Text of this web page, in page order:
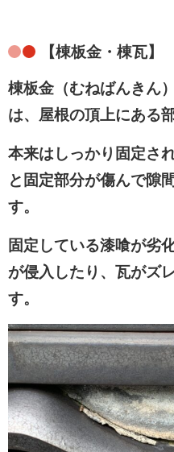
【棟板金・棟瓦】
棟板金（むねばんきん
は、屋根の頂上にある
本来はしっかり固定さ
と固定部分が傷んで隙
す。
固定している漆喰が劣
が侵入したり、瓦がズ
す。